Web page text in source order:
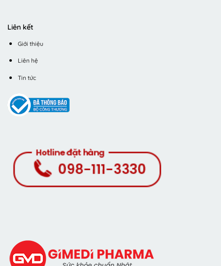
Liên kết
Giới thiệu
Liên hệ
Tin tức